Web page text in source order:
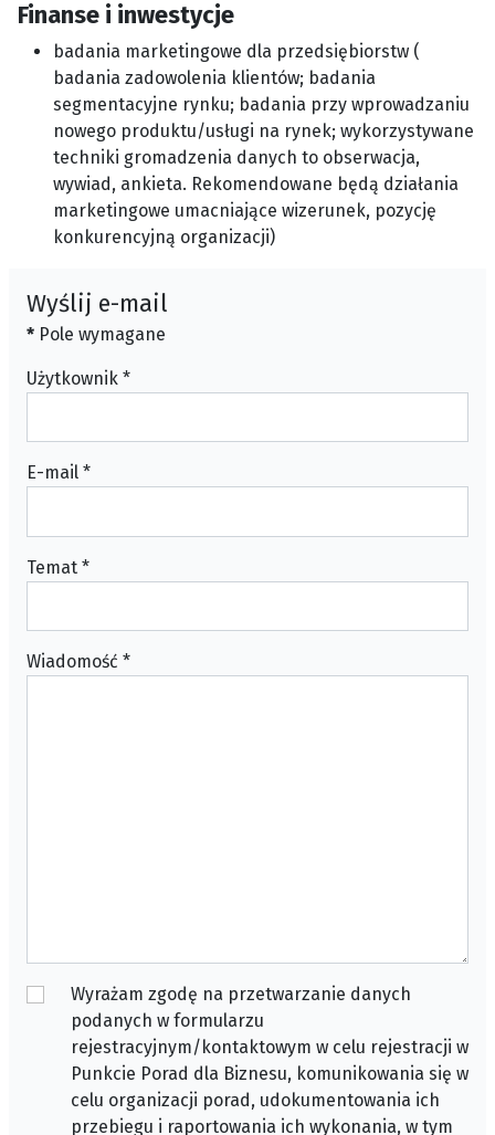
Finanse i inwestycje
badania marketingowe dla przedsiębiorstw (
badania zadowolenia klientów; badania
segmentacyjne rynku; badania przy wprowadzaniu
nowego produktu/usługi na rynek; wykorzystywane
techniki gromadzenia danych to obserwacja,
wywiad, ankieta. Rekomendowane będą działania
marketingowe umacniające wizerunek, pozycję
konkurencyjną organizacji)
Wyślij e-mail
* Pole wymagane
Użytkownik *
E-mail *
Temat *
Wiadomość *
Wyrażam zgodę na przetwarzanie danych
podanych w formularzu
rejestracyjnym/kontaktowym w celu rejestracji w
Punkcie Porad dla Biznesu, komunikowania się w
celu organizacji porad, udokumentowania ich
przebiegu i raportowania ich wykonania, w tym